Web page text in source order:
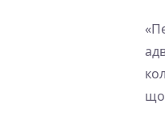
що